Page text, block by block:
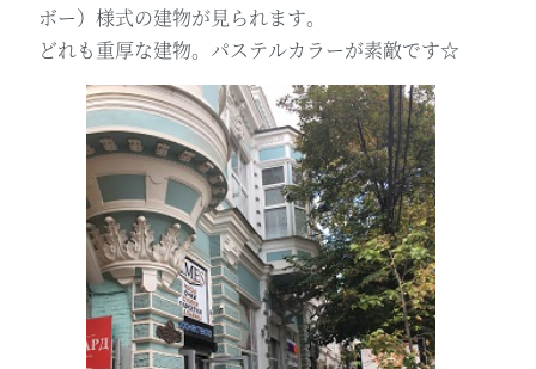
ボー）様式の建物が見られます。
どれも重厚な建物。パステルカラーが素敵です☆